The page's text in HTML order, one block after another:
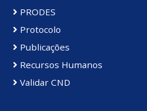
PRODES
Protocolo
Publicações
Recursos Humanos
Validar CND